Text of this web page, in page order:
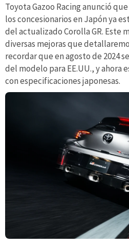
Toyota Gazoo Racing anunció
los concesionarios en Japón ya
del actualizado Corolla GR. Este
diversas mejoras que
recordar que en agosto de 2024
del modelo para EE.UU., y ahora
con especificaciones japonesas.